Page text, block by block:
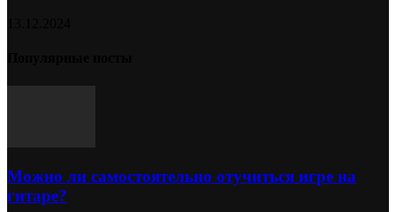
Можно ли самостоятельно отучиться игре на
гитаре?